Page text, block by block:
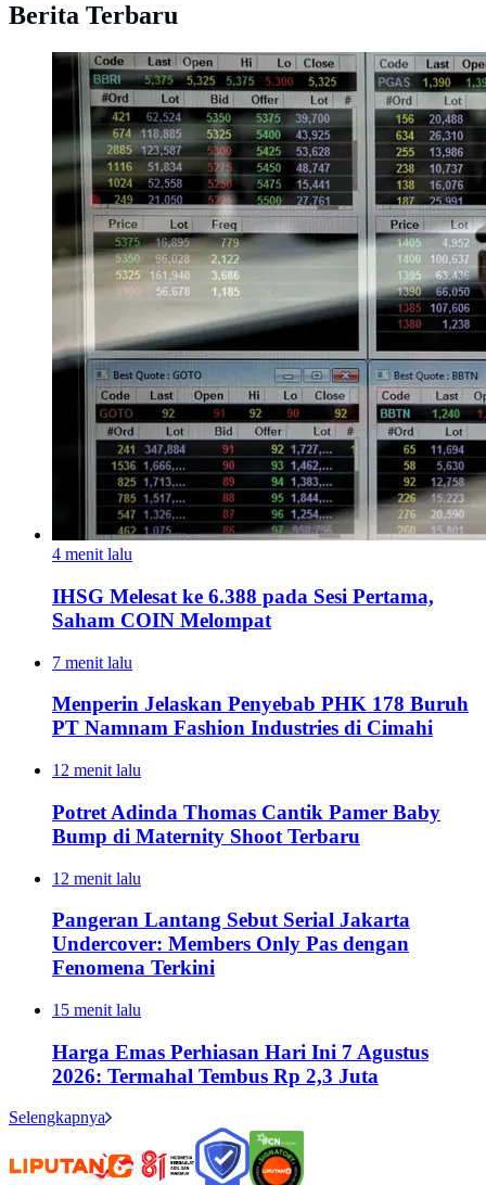
Berita Terbaru
4 menit lalu
IHSG Melesat ke 6.388 pada Sesi Pertama,
Saham COIN Melompat
7 menit lalu
Menperin Jelaskan Penyebab PHK 178 Buruh
PT Namnam Fashion Industries di Cimahi
12 menit lalu
Potret Adinda Thomas Cantik Pamer Baby
Bump di Maternity Shoot Terbaru
12 menit lalu
Pangeran Lantang Sebut Serial Jakarta
Undercover: Members Only Pas dengan
Fenomena Terkini
15 menit lalu
Harga Emas Perhiasan Hari Ini 7 Agustus
2026: Termahal Tembus Rp 2,3 Juta
Selengkapnya